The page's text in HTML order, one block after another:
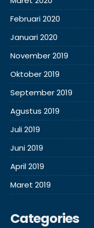
Februari 2020
Januari 2020
November 2019
Oktober 2019
September 2019
Agustus 2019
Juli 2019
Juni 2019
April 2019
Maret 2019
Categories